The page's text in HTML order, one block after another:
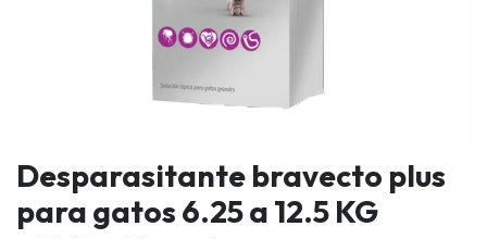
Desparasitante bravecto plus
para gatos 6.25 a 12.5 KG